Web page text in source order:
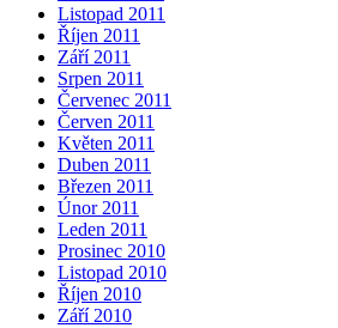
Listopad 2011
Říjen 2011
Září 2011
Srpen 2011
Červenec 2011
Červen 2011
Květen 2011
Duben 2011
Březen 2011
Únor 2011
Leden 2011
Prosinec 2010
Listopad 2010
Říjen 2010
Září 2010